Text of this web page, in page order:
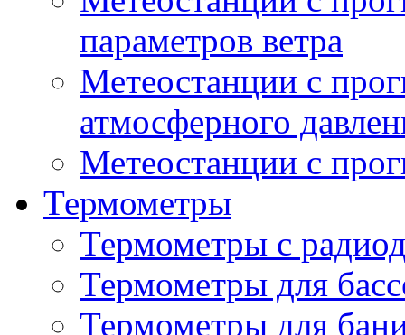
параметров ветра
Метеостанции с
атмосферного
Метеостанции с
Термометры
Термометры с
Термометры для
Термометры для